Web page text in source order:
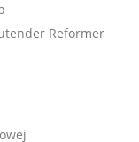
Reformer